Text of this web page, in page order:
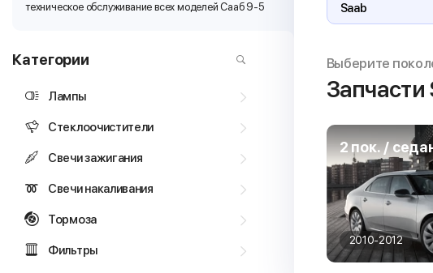
техническое обслуживание всех моделей Сааб 9-5
Категории
Лампы
Стеклоочистители
Свечи зажигания
Свечи накаливания
Тормоза
Фильтры
Выберите
2 пок. /
2010-2012